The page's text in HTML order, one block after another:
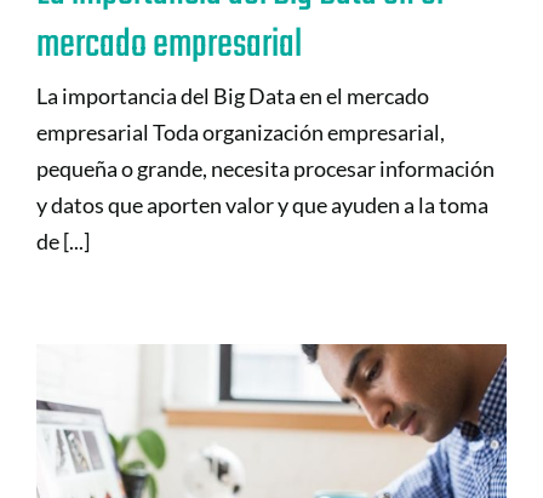
mercado empresarial
La importancia del Big Data en el mercado
empresarial Toda organización empresarial,
pequeña o grande, necesita procesar información
y datos que aporten valor y que ayuden a la toma
de [...]